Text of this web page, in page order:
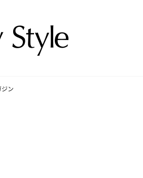
ジン